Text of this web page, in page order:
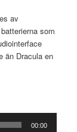
av
som
än Dracula en
00:00